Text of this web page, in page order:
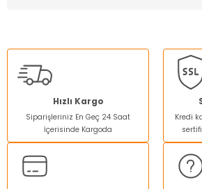
kullanarak tarafımıza iletebilirsiniz.
Görüş ve önerileriniz için teşekkür ederiz.
Ürün resmi kalitesiz, bozuk veya
Ürün açıklamasında eksik bilgiler
Ürün bilgilerinde hatalar bulunuyor.
Ürün fiyatı diğer sitelerden daha pahalı.
Bu ürüne benzer farklı alternatifler olmalı.
Hızlı Kargo
Siparişleriniz En Geç 24 Saat
İçerisinde Kargoda
Kredi